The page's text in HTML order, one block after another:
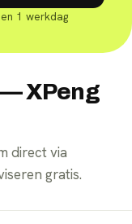
1 werkdag
XPeng
direct via
gratis.